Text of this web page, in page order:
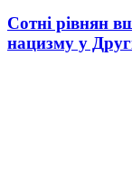
Сотні рівнян
нацизму у